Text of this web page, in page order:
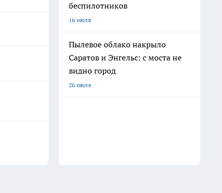
беспилотников
16 июля
Пылевое облако накрыло
Саратов и Энгельс: с моста не
видно город
26 июля